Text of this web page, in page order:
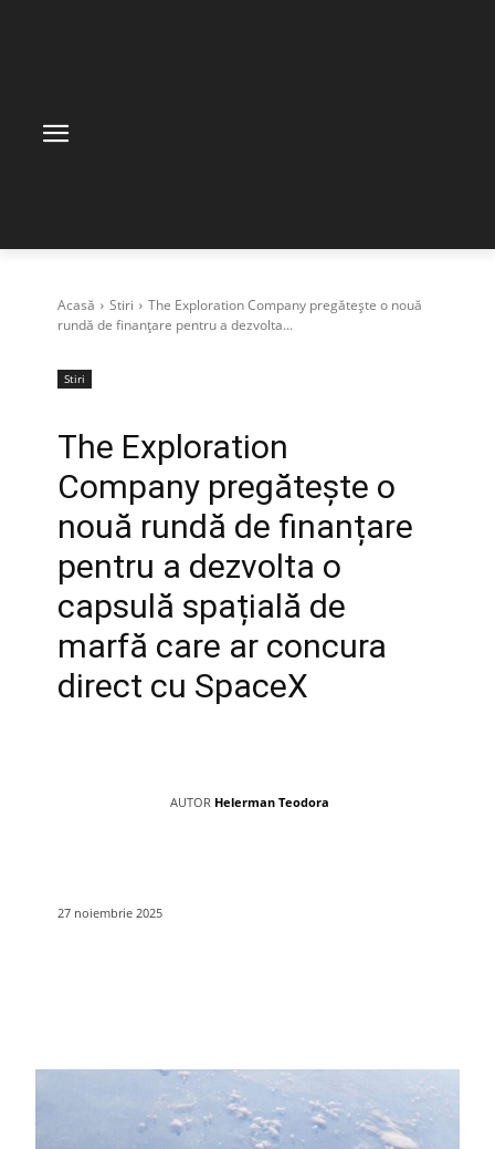
Acasă Stiri
The Exploration Company pregătește o nouă
rundă de finanțare pentru a dezvolta...
Stiri
The Exploration
Company pregătește o
nouă rundă de finanțare
pentru a dezvolta o
capsulă spațială de
marfă care ar concura
direct cu SpaceX
AUTOR Helerman Teodora
27 noiembrie 2025